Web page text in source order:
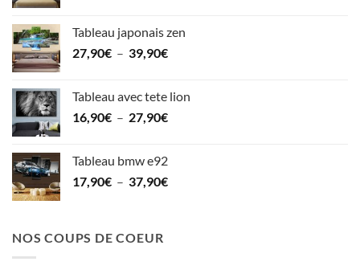
17,90€
à
Tableau japonais zen
27,90€ – 39,90€Plage
27,90€
à
Tableau avec tete lion
16,90€ – 27,90€Plage
16,90€
à
Tableau bmw e92
17,90€ – 37,90€Plage
NOS COUPS DE COEUR